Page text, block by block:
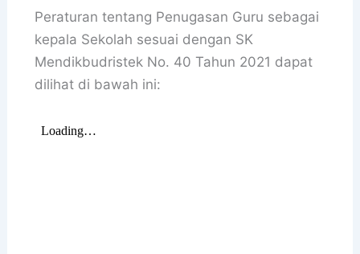
Peraturan tentang Penugasan Guru sebagai
kepala Sekolah sesuai dengan SK
Mendikbudristek No. 40 Tahun 2021 dapat
dilihat di bawah ini: